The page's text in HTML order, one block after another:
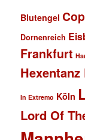
Blutengel
Dornenreich
Frankfurt
In Extremo Köln
Lord Of